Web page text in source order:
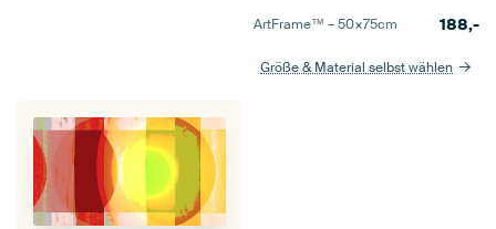
ArtFrame™ –50×75cm 188,-
Größe & Material selbst wählen